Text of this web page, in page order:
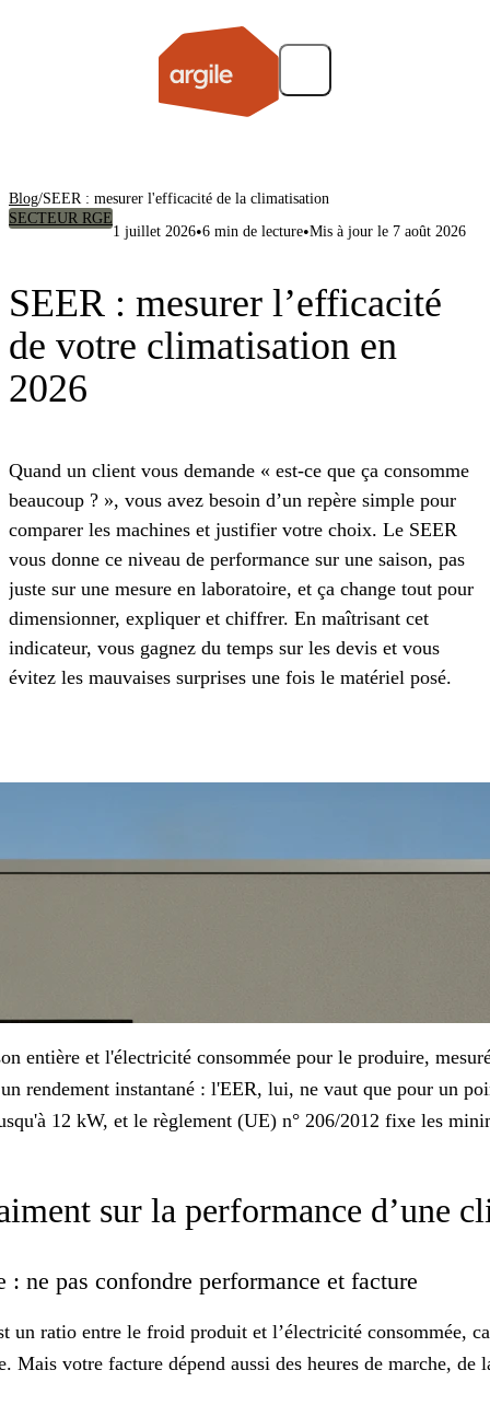
Blog/SEER : mesurer l'efficacité de la climatisation
SECTEUR RGE
1 juillet 2026•6 min de lecture•Mis à jour le 7 août 2026
SEER : mesurer l’efficacité
de votre climatisation en
2026
Quand un client vous demande « est-ce que ça consomme
beaucoup ? », vous avez besoin d’un repère simple pour
comparer les machines et justifier votre choix. Le SEER
vous donne ce niveau de performance sur une saison, pas
juste sur une mesure en laboratoire, et ça change tout pour
dimensionner, expliquer et chiffrer. En maîtrisant cet
indicateur, vous gagnez du temps sur les devis et vous
évitez les mauvaises surprises une fois le matériel posé.
entière et l'électricité consommée pour le produire,
rendement instantané : l'EER, lui, ne vaut que pour un
12 kW, et le règlement (UE) n° 206/2012 fixe les
sur la performance d’une
ne pas confondre performance et facture
un ratio entre le froid produit et l’électricité consommée,
votre facture dépend aussi des heures de marche, de